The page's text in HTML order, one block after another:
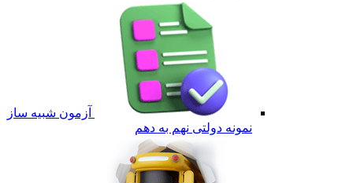
آزمون شبیه ساز
نمونه دولتی نهم به دهم